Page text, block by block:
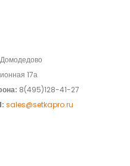
Домодедово
17а
8(495)128-41-27
sales@setkapro.ru